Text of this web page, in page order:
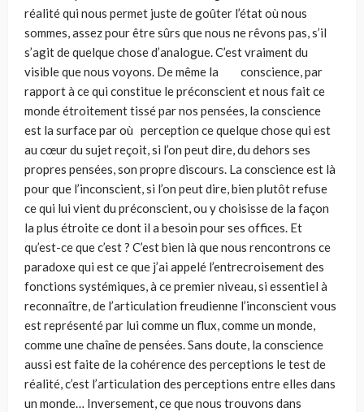
réalité qui nous permet juste de goûter l’état où nous
sommes, assez pour être sûrs que nous ne rêvons pas, s’il
s’agit de quelque chose d’analogue. C’est vraiment du
visible que nous voyons. De même la conscience, par
rapport à ce qui constitue le préconscient et nous fait ce
monde étroitement tissé par nos pensées, la conscience
est la surface par où perception ce quelque chose qui est
au cœur du sujet reçoit, si l’on peut dire, du dehors ses
propres pensées, son propre discours. La conscience est là
pour que l’inconscient, si l’on peut dire, bien plutôt refuse
ce qui lui vient du préconscient, ou y choisisse de la façon
la plus étroite ce dont il a besoin pour ses offices. Et
qu’est-ce que c’est ? C’est bien là que nous rencontrons ce
paradoxe qui est ce que j’ai appelé l’entrecroisement des
fonctions systémiques, à ce premier niveau, si essentiel à
reconnaître, de l’articulation freudienne l’inconscient vous
est représenté par lui comme un flux, comme un monde,
comme une chaîne de pensées. Sans doute, la conscience
aussi est faite de la cohérence des perceptions le test de
réalité, c’est l’articulation des perceptions entre elles dans
un monde… Inversement, ce que nous trouvons dans